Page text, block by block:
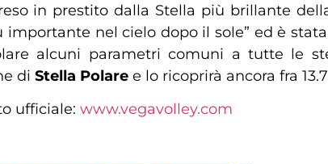
in prestito dalla Stella più brillante
importante nel cielo dopo il sole” ed è
alcuni parametri comuni a tutte le
di Stella Polare e lo ricoprirà ancora fra
ufficiale: www.vegavolley.com